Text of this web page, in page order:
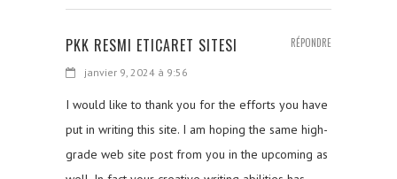
PKK RESMI ETICARET SITESI
janvier 9, 2024 à 9:56
I would like to thank you for the efforts you have
put in writing this site. I am hoping the same high-
grade web site post from you in the upcoming as
RÉPONDRE